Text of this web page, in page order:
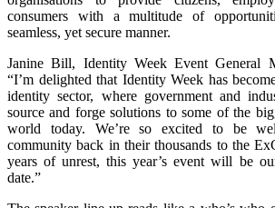
consumers with a multitude of
seamless, yet secure manner.
Janine Bill, Identity Week Event General
“I’m delighted that Identity Week has
identity sector, where government and
source and forge solutions to some of the
world today. We’re so excited to be
community back in their thousands to the
years of unrest, this year’s event will be
date.”